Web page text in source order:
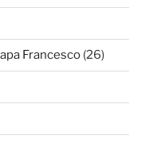
Francesco (26)